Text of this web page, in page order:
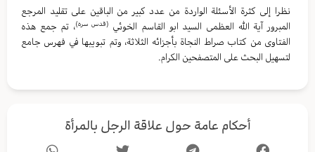
نظرا إلى كثرة الأسئلة الواردة من عدد كبير من الباقين على تقليد المرجع
المبرور آية الله العظمى السيد ابو القاسم الخوئي (قدس سره)، تم جمع هذه
الفتاوى من كتاب صراط النجاة بأجزائه الثلاثة، وتم تبويبها في فهرس جامع
لتسهيل البحث على المتصفحين الكرام.
أحكام عامة حول علاقة الرجل بالمرأة